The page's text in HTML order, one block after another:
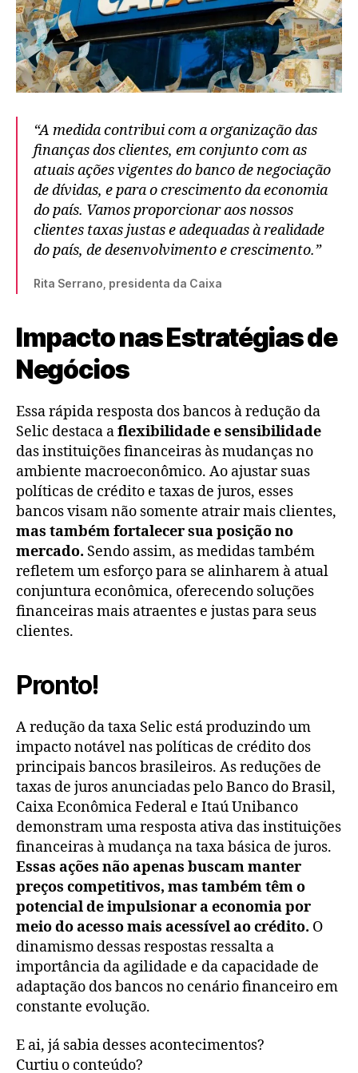
“A medida contribui com a organização das
finanças dos clientes, em conjunto com as
atuais ações vigentes do banco de negociação
de dívidas, e para o crescimento da economia
do país. Vamos proporcionar aos nossos
clientes taxas justas e adequadas à realidade
do país, de desenvolvimento e crescimento.”
Rita Serrano, presidenta da Caixa
Impacto nas Estratégias de
Negócios
Essa rápida resposta dos bancos à redução da
Selic destaca aflexibilidade e sensibilidade
das instituições financeiras às mudanças no
ambiente macroeconômico. Ao ajustar suas
políticas de crédito e taxas de juros, esses
bancos visam não somente atrair mais clientes,
mas também fortalecer sua posição no
mercado. Sendo assim, as medidas também
refletem um esforço para se alinharem à atual
conjuntura econômica, oferecendo soluções
financeiras mais atraentes e justas para seus
clientes.
Pronto!
A redução da taxa Selic está produzindo um
impacto notável nas políticas de crédito dos
principais bancos brasileiros. As reduções de
taxas de juros anunciadas pelo Banco do Brasil,
Caixa Econômica Federal e Itaú Unibanco
demonstram uma resposta ativa das instituições
financeiras à mudança na taxa básica de juros.
Essas ações não apenas buscam manter
preços competitivos, mas também têm o
potencial de impulsionar a economia por
meio do acesso mais acessível ao crédito. O
dinamismo dessas respostas ressalta a
importância da agilidade e da capacidade de
adaptação dos bancos no cenário financeiro em
constante evolução.
E ai, já sabia desses acontecimentos?
Curtiu o conteúdo?